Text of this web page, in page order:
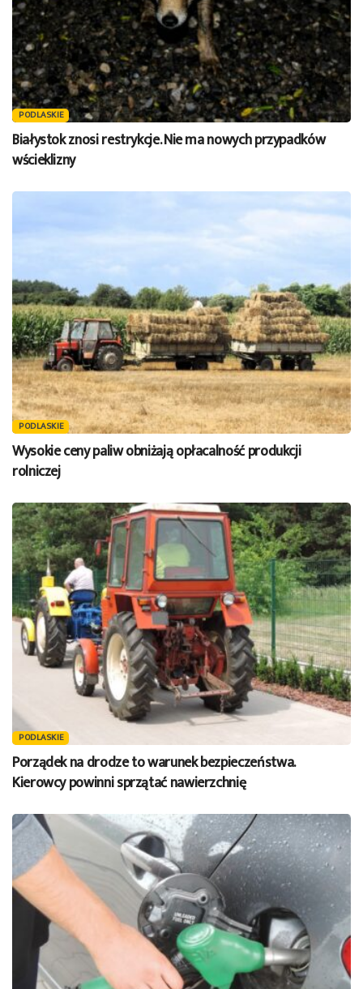
PODLASKIE
Białystok znosi restrykcje. Nie ma nowych przypadków
wścieklizny
PODLASKIE
Wysokie ceny paliw obniżają opłacalność produkcji
rolniczej
PODLASKIE
Porządek na drodze to warunek bezpieczeństwa.
Kierowcy powinni sprzątać nawierzchnię